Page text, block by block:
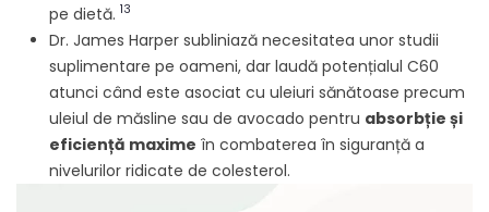
pe dietă. 13
Dr. James Harper subliniază necesitatea unor studii
suplimentare pe oameni, dar laudă potențialul C60
atunci când este asociat cu uleiuri sănătoase precum
uleiul de măsline sau de avocado pentru absorbție și
eficiență maxime în combaterea în siguranță a
nivelurilor ridicate de colesterol.